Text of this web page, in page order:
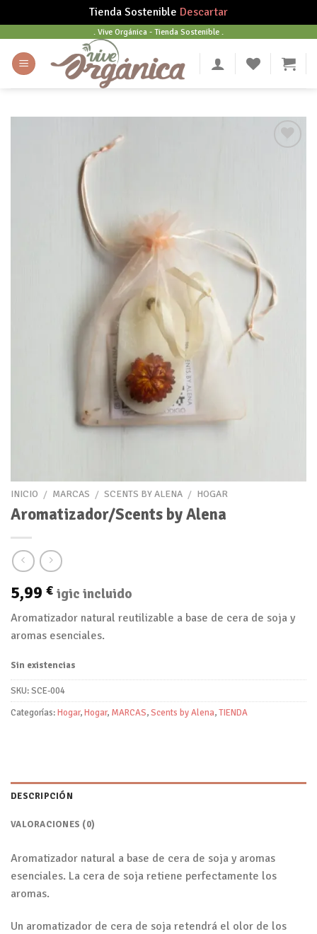
Tienda Sostenible Descartar
content
. Vive Orgánica - Tienda Sostenible .
INICIO / MARCAS / SCENTS BY ALENA / HOGAR
Aromatizador/Scents by Alena
5,99 € igic incluido
Aromatizador natural reutilizable a base de cera de soja y
aromas esenciales.
Sin existencias
SKU:SCE-004
Categorías:Hogar,Hogar, MARCAS,Scents by Alena,TIENDA
DESCRIPCIÓN
VALORACIONES (0)
Aromatizador natural a base de cera de soja y aromas
esenciales. La cera de soja retiene perfectamente los
aromas.
Un aromatizador de cera de soja retendrá el olor de los